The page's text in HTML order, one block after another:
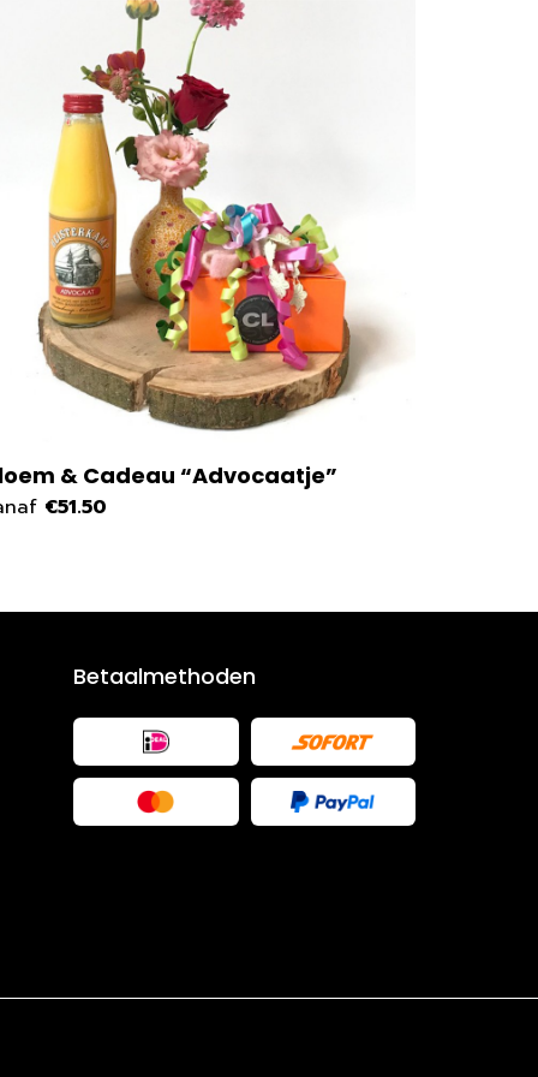
& Cadeau “Advocaatje”
€51.50
Betaalmethoden